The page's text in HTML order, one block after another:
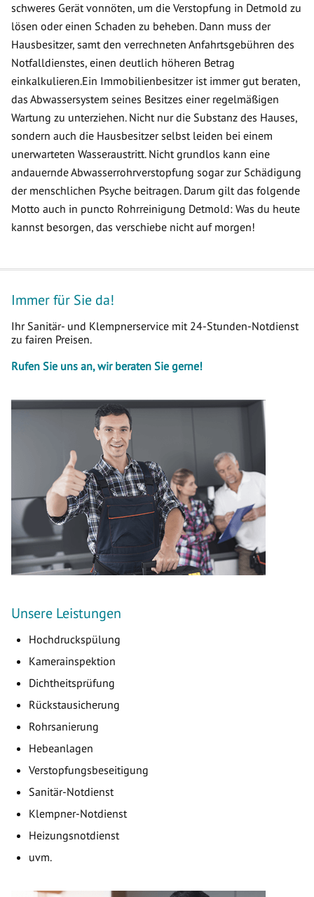
schweres Gerät vonnöten, um die Verstopfung in Detmold zu
lösen oder einen Schaden zu beheben. Dann muss der
Hausbesitzer, samt den verrechneten Anfahrtsgebühren des
Notfalldienstes, einen deutlich höheren Betrag
einkalkulieren.Ein Immobilienbesitzer ist immer gut beraten,
das Abwassersystem seines Besitzes einer regelmäßigen
Wartung zu unterziehen. Nicht nur die Substanz des Hauses,
sondern auch die Hausbesitzer selbst leiden bei einem
unerwarteten Wasseraustritt. Nicht grundlos kann eine
andauernde Abwasserrohrverstopfung sogar zur Schädigung
der menschlichen Psyche beitragen. Darum gilt das folgende
Motto auch in puncto Rohrreinigung Detmold: Was du heute
kannst besorgen, das verschiebe nicht auf morgen!
Immer für Sie da!
Ihr Sanitär- und Klempnerservice mit 24-Stunden-Notdienst
zu fairen Preisen.
Rufen Sie uns an, wir beraten Sie gerne!
Unsere Leistungen
Hochdruckspülung
Kamerainspektion
Dichtheitsprüfung
Rückstausicherung
Rohrsanierung
Hebeanlagen
Verstopfungsbeseitigung
Sanitär-Notdienst
Klempner-Notdienst
Heizungsnotdienst
uvm.